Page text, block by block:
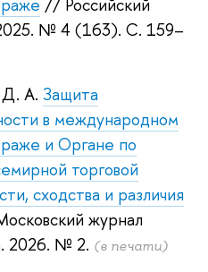
// Российский
№ 4 (163). С. 159–
Д. А. Защита
в международном
и Органе по
торговой
сходства и различия
журнал
2026. № 2. (в печати)